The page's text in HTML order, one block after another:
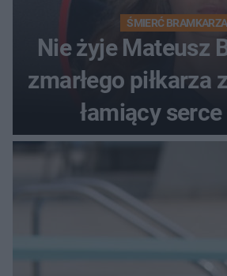
ŚMIERĆ BRAMKARZA
Nie żyje Mateusz
zmarłego piłkarza
łamiący